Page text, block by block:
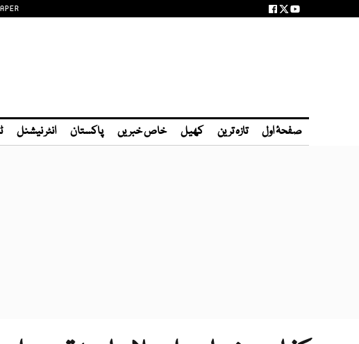
صفحۂ اول تازہ ترین کھیل خاص خبریں پاکستان انٹر نیشنل